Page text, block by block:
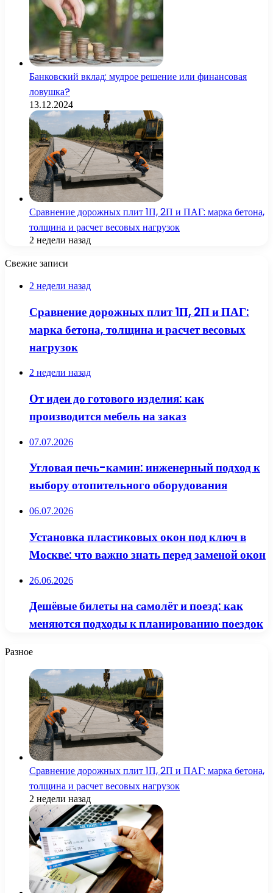
Банковский вклад: мудрое решение или финансовая
ловушка?
13.12.2024
Сравнение дорожных плит 1П, 2П и ПАГ: марка бетона,
толщина и расчет весовых нагрузок
2 недели назад
Свежие записи
2 недели назад
Сравнение дорожных плит 1П, 2П и ПАГ:
марка бетона, толщина и расчет весовых
нагрузок
2 недели назад
От идеи до готового изделия: как
производится мебель на заказ
07.07.2026
Угловая печь-камин: инженерный подход к
выбору отопительного оборудования
06.07.2026
Установка пластиковых окон под ключ в
Москве: что важно знать перед заменой окон
26.06.2026
Дешёвые билеты на самолёт и поезд: как
меняются подходы к планированию поездок
Разное
Сравнение дорожных плит 1П, 2П и ПАГ: марка бетона,
толщина и расчет весовых нагрузок
2 недели назад